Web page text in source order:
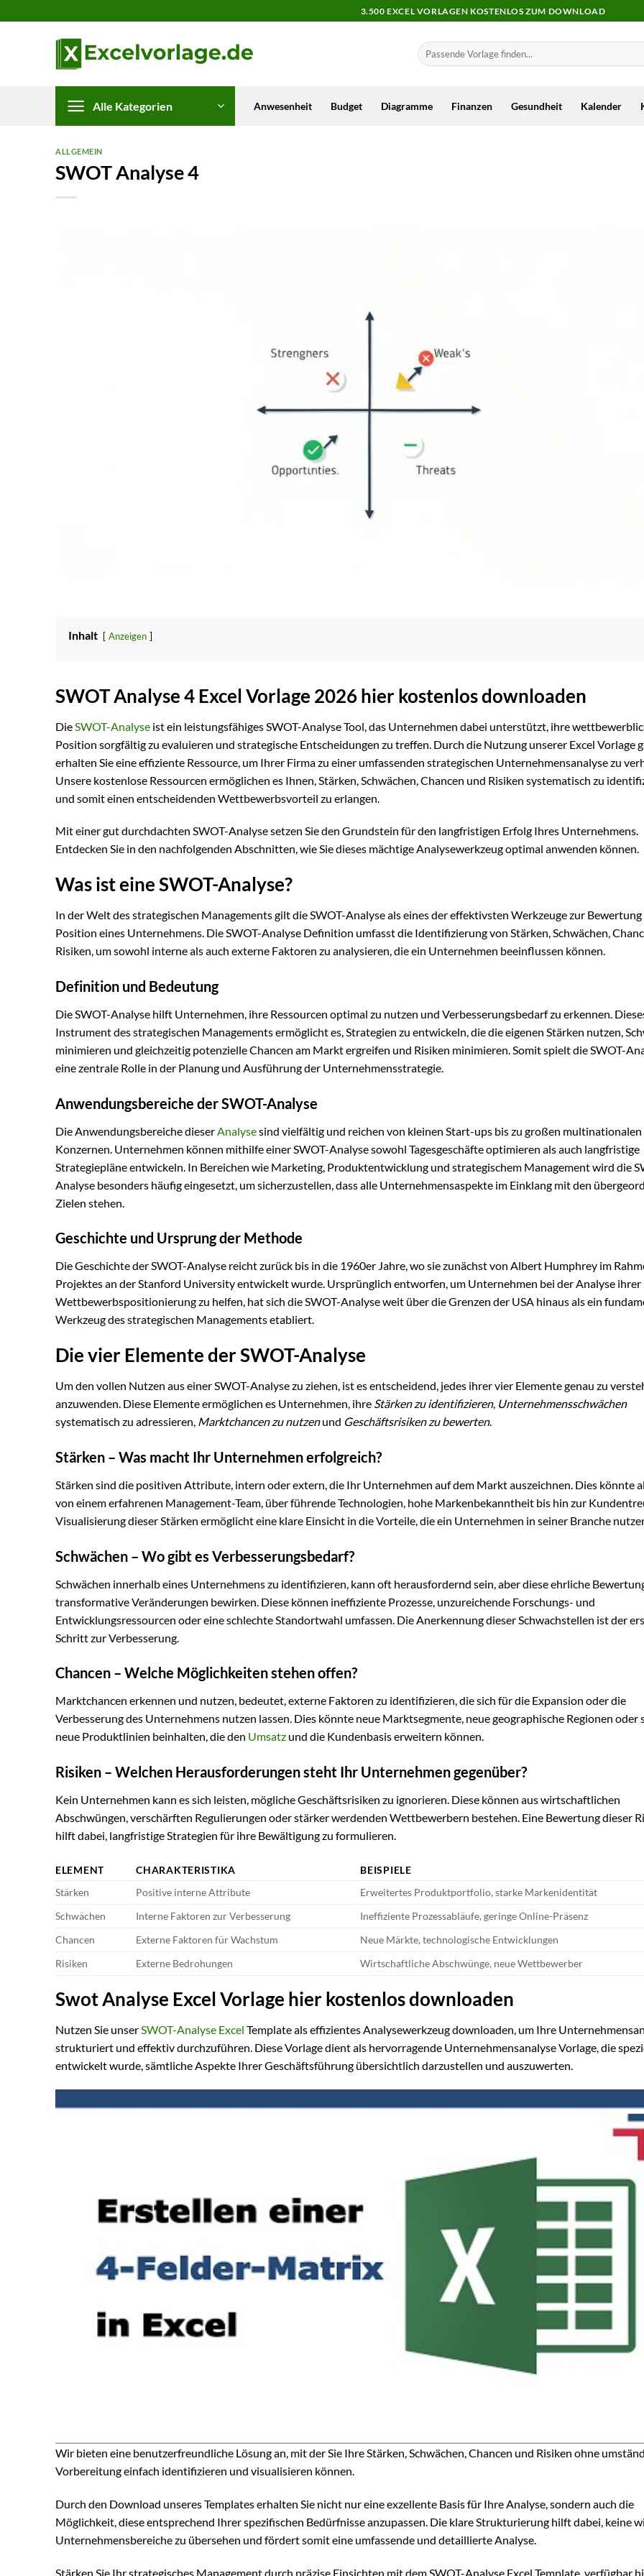
Inhalt
3.500 EXCEL VORLAGEN KOSTENLOS ZUM DOWNLOAD
Alle Kategorien Anwesenheit Budget Diagramme Finanzen Gesundheit Kalender
ALLGEMEIN
SWOT Analyse 4
Inhalt Anzeigen
SWOT Analyse 4 Excel Vorlage 2026 hier kostenlos downloaden
Die SWOT-Analyse ist ein leistungsfähiges SWOT-Analyse Tool, das Unternehmen dabei unterstützt, ihre
Position sorgfältig zu evaluieren und strategische Entscheidungen zu treffen. Durch die Nutzung unserer Excel Vorlage
erhalten Sie eine effiziente Ressource, um Ihrer Firma zu einer umfassenden strategischen Unternehmensanalyse zu
Unsere kostenlose Ressourcen ermöglichen es Ihnen, Stärken, Schwächen, Chancen und Risiken systematisch zu
und somit einen entscheidenden Wettbewerbsvorteil zu erlangen.
Mit einer gut durchdachten SWOT-Analyse setzen Sie den Grundstein für den langfristigen Erfolg Ihres Unternehmens.
Entdecken Sie in den nachfolgenden Abschnitten, wie Sie dieses mächtige Analysewerkzeug optimal anwenden können.
Was ist eine SWOT-Analyse?
In der Welt des strategischen Managements gilt die SWOT-Analyse als eines der effektivsten Werkzeuge zur
Position eines Unternehmens. Die SWOT-Analyse Definition umfasst die Identifizierung von Stärken, Schwächen,
Risiken, um sowohl interne als auch externe Faktoren zu analysieren, die ein Unternehmen beeinflussen können.
Definition und Bedeutung
Die SWOT-Analyse hilft Unternehmen, ihre Ressourcen optimal zu nutzen und Verbesserungsbedarf zu erkennen.
Instrument des strategischen Managements ermöglicht es, Strategien zu entwickeln, die die eigenen Stärken nutzen,
minimieren und gleichzeitig potenzielle Chancen am Markt ergreifen und Risiken minimieren. Somit spielt die SWOT-
eine zentrale Rolle in der Planung und Ausführung der Unternehmensstrategie.
Anwendungsbereiche der SWOT-Analyse
Die Anwendungsbereiche dieser Analysesind vielfältig und reichen von kleinen Start-ups bis zu großen multinationalen
Konzernen. Unternehmen können mithilfe einer SWOT-Analyse sowohl Tagesgeschäfte optimieren als auch langfristige
Strategiepläne entwickeln. In Bereichen wie Marketing, Produktentwicklung und strategischem Management wird die
Analyse besonders häufig eingesetzt, um sicherzustellen, dass alle Unternehmensaspekte im Einklang mit den
Zielen stehen.
Geschichte und Ursprung der Methode
Die Geschichte der SWOT-Analyse reicht zurück bis in die 1960er Jahre, wo sie zunächst von Albert Humphrey im
Projektes an der Stanford University entwickelt wurde. Ursprünglich entworfen, um Unternehmen bei der Analyse ihrer
Wettbewerbspositionierung zu helfen, hat sich die SWOT-Analyse weit über die Grenzen der USA hinaus als ein
Werkzeug des strategischen Managements etabliert.
Die vier Elemente der SWOT-Analyse
Um den vollen Nutzen aus einer SWOT-Analyse zu ziehen, ist es entscheidend, jedes ihrer vier Elemente genau zu
anzuwenden. Diese Elemente ermöglichen es Unternehmen, ihre Stärken zu identifizieren, Unternehmensschwächen
systematisch zu adressieren, Marktchancen zu nutzenund Geschäftsrisiken zu bewerten.
Stärken – Was macht Ihr Unternehmen erfolgreich?
Stärken sind die positiven Attribute, intern oder extern, die Ihr Unternehmen auf dem Markt auszeichnen. Dies könnte
von einem erfahrenen Management-Team, über führende Technologien, hohe Markenbekanntheit bis hin zur
Visualisierung dieser Stärken ermöglicht eine klare Einsicht in die Vorteile, die ein Unternehmen in seiner Branche
Schwächen – Wo gibt es Verbesserungsbedarf?
Schwächen innerhalb eines Unternehmens zu identifizieren, kann oft herausfordernd sein, aber diese ehrliche
transformative Veränderungen bewirken. Diese können ineffiziente Prozesse, unzureichende Forschungs- und
Entwicklungsressourcen oder eine schlechte Standortwahl umfassen. Die Anerkennung dieser Schwachstellen ist der
Schritt zur Verbesserung.
Chancen – Welche Möglichkeiten stehen offen?
Marktchancen erkennen und nutzen, bedeutet, externe Faktoren zu identifizieren, die sich für die Expansion oder die
Verbesserung des Unternehmens nutzen lassen. Dies könnte neue Marktsegmente, neue geographische Regionen oder
neue Produktlinien beinhalten, die den Umsatz und die Kundenbasis erweitern können.
Risiken – Welchen Herausforderungen steht Ihr Unternehmen gegenüber?
Kein Unternehmen kann es sich leisten, mögliche Geschäftsrisiken zu ignorieren. Diese können aus wirtschaftlichen
Abschwüngen, verschärften Regulierungen oder stärker werdenden Wettbewerbern bestehen. Eine Bewertung dieser
hilft dabei, langfristige Strategien für ihre Bewältigung zu formulieren.
ELEMENT CHARAKTERISTIKA
BEISPIELE
Stärken
Positive interne Attribute
Erweitertes Produktportfolio, starke Markenidentität
Schwächen
Interne Faktoren zur Verbesserung
Ineffiziente Prozessabläufe, geringe Online-Präsenz
Chancen
Externe Faktoren für Wachstum
Neue Märkte, technologische Entwicklungen
Risiken
Externe Bedrohungen Wirtschaftliche Abschwünge, neue Wettbewerber
Swot Analyse Excel Vorlage hier kostenlos downloaden
Nutzen Sie unserSWOT-Analyse Excel Template als effizientes Analysewerkzeug downloaden, um Ihre
strukturiert und effektiv durchzuführen. Diese Vorlage dient als hervorragende Unternehmensanalyse Vorlage, die
entwickelt wurde, sämtliche Aspekte Ihrer Geschäftsführung übersichtlich darzustellen und auszuwerten.
Wir bieten eine benutzerfreundliche Lösung an, mit der Sie Ihre Stärken, Schwächen, Chancen und Risiken ohne
Vorbereitung einfach identifizieren und visualisieren können.
Durch den Download unseres Templates erhalten Sie nicht nur eine exzellente Basis für Ihre Analyse, sondern auch die
Möglichkeit, diese entsprechend Ihrer spezifischen Bedürfnisse anzupassen. Die klare Strukturierung hilft dabei, keine
Unternehmensbereiche zu übersehen und fördert somit eine umfassende und detaillierte Analyse.
Stärken Sie Ihr strategisches Management durch präzise Einsichten mit dem SWOT-Analyse Excel Template, verfügbar